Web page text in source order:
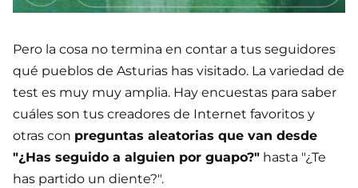
Pero la cosa no termina en contar a tus seguidores
qué pueblos de Asturias has visitado. La variedad de
test es muy muy amplia. Hay encuestas para saber
cuáles son tus creadores de Internet favoritos y
otras con preguntas aleatorias que van desde
"¿Has seguido a alguien por guapo?" hasta "¿Te
has partido un diente?".